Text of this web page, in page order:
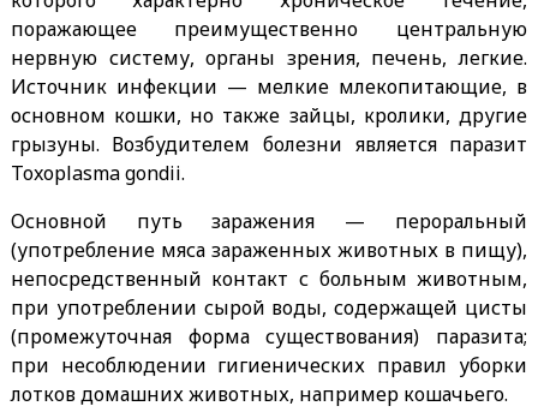
поражающее преимущественно центральную
нервную систему, органы зрения, печень, легкие.
Источник инфекции — мелкие млекопитающие, в
основном кошки, но также зайцы, кролики, другие
грызуны. Возбудителем болезни является паразит
Toxoplasma gondii.
Основной путь заражения — пероральный
(употребление мяса зараженных животных в пищу),
непосредственный контакт с больным животным,
при употреблении сырой воды, содержащей цисты
(промежуточная форма существования) паразита;
при несоблюдении гигиенических правил уборки
лотков домашних животных, например кошачьего.